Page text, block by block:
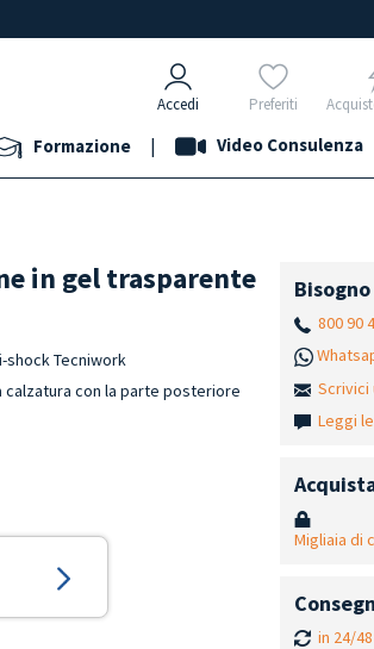
Accedi Preferiti
Formazione | Video Consulenza
in gel trasparente
Tecniwork
con la parte posteriore
800 90
Scrivici
Leggi
Migliaia di
in 24/